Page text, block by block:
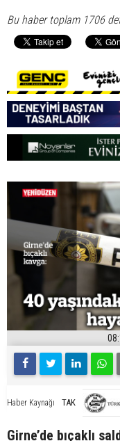
Bu haber toplam 1706
Haber Kaynağı TAK
Girne’de bıçaklı